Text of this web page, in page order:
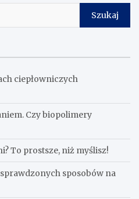
Szukaj
ciepłowniczych
Czy biopolimery
To prostsze, niż myślisz!
sposobów na